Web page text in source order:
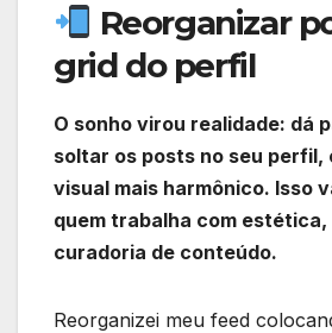
Reorganizar
grid do perfil
O sonho virou realidade: dá
soltar os posts no seu perfil,
visual mais harmônico. Isso
quem trabalha com estética,
curadoria de conteúdo.
Reorganizei meu feed